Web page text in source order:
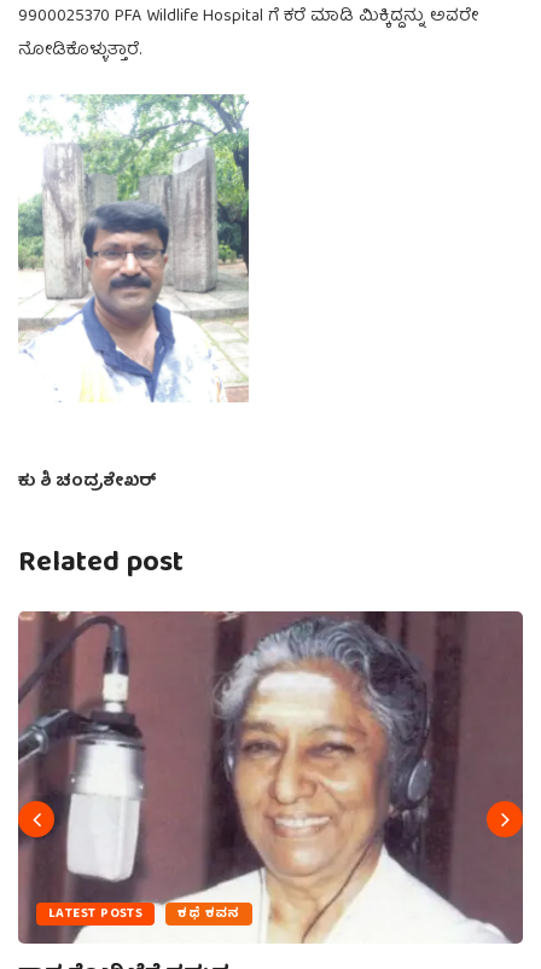
9900025370 PFA Wildlife Hospital ಗೆ ಕರೆ ಮಾಡಿ ಮಿಕ್ಕಿದ್ದನ್ನು ಅವರೇ
ನೋಡಿಕೊಳ್ಳುತ್ತಾರೆ.
ಕು ಶಿ ಚಂದ್ರಶೇಖರ್
Related post
LATEST POSTS ಕಥೆ ಕವನ